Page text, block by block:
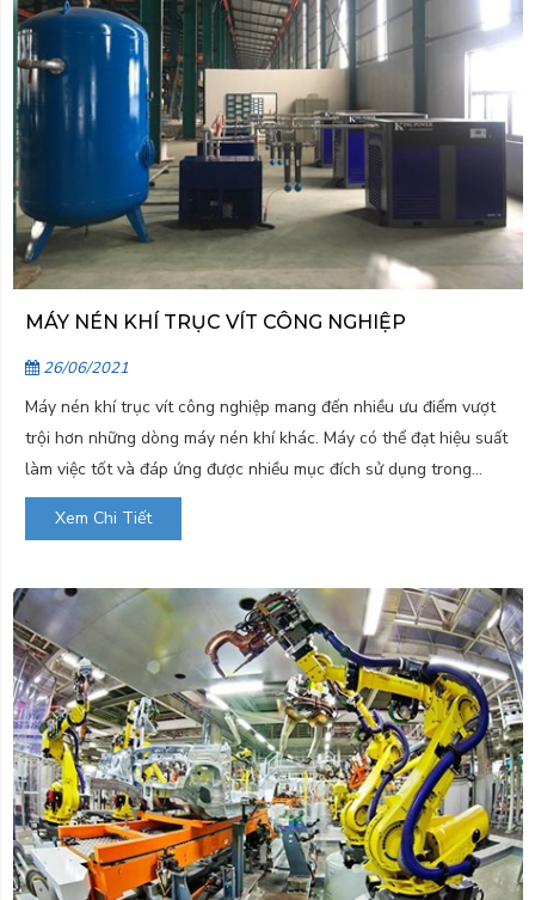
MÁY NÉN KHÍ TRỤC VÍT CÔNG NGHIỆP
26/06/2021
Máy nén khí trục vít công nghiệp mang đến nhiều ưu điểm vượt
trội hơn những dòng máy nén khí khác. Máy có thể đạt hiệu suất
làm việc tốt và đáp ứng được nhiều mục đích sử dụng trong
nhiều ngành nghề hiện nay. Để hiểu thêm về cách...
Xem Chi Tiết